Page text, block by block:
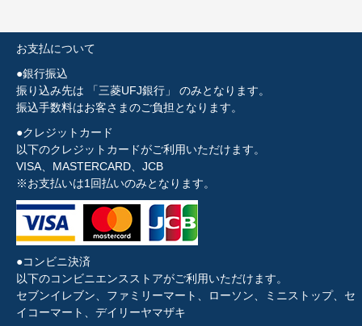
お支払について
●銀行振込
振り込み先は 「三菱UFJ銀行」 のみとなります。
振込手数料はお客さまのご負担となります。
●クレジットカード
以下のクレジットカードがご利用いただけます。
VISA、MASTERCARD、JCB
※お支払いは1回払いのみとなります。
●コンビニ決済
以下のコンビニエンスストアがご利用いただけます。
セブンイレブン、ファミリーマート、ローソン、ミニストップ、セ
イコーマート、デイリーヤマザキ